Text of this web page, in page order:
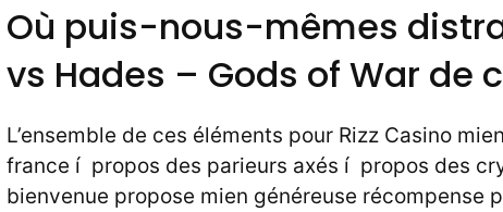
Où puis-nous-mêmes
vs Hades – Gods of War de
L’ensemble de ces éléments pour Rizz Casino
france í propos des parieurs axés í propos des
bienvenue propose mien généreuse récompense